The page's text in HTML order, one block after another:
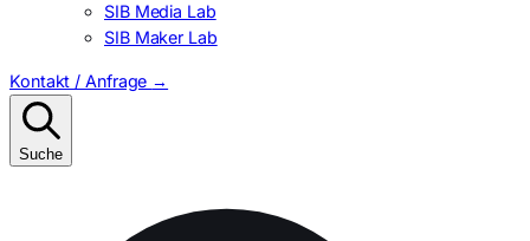
SIB Media Lab
SIB Maker Lab
Kontakt / Anfrage →
Suche